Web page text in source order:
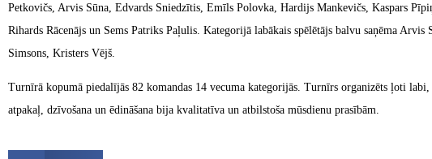
Petkovičs, Arvis Sūna, Edvards Sniedzītis, Emīls Polovka, Hardijs Mankevičs, Kaspars
Rihards Rācenājs un Sems Patriks Paļulis. Kategorijā labākais spēlētājs balvu saņēma Arvis
Simsons, Kristers Vējš.
Turnīrā kopumā piedalījās 82 komandas 14 vecuma kategorijās. Turnīrs organizēts ļoti
atpakaļ, dzīvošana un ēdināšana bija kvalitatīva un atbilstoša mūsdienu prasībām.